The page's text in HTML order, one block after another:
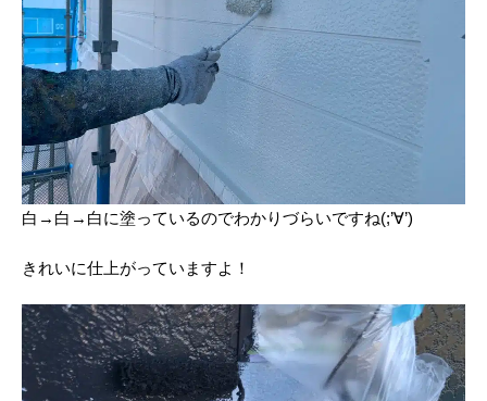
白→白→白に塗っているのでわかりづらいですね(;’∀’)
きれいに仕上がっていますよ！